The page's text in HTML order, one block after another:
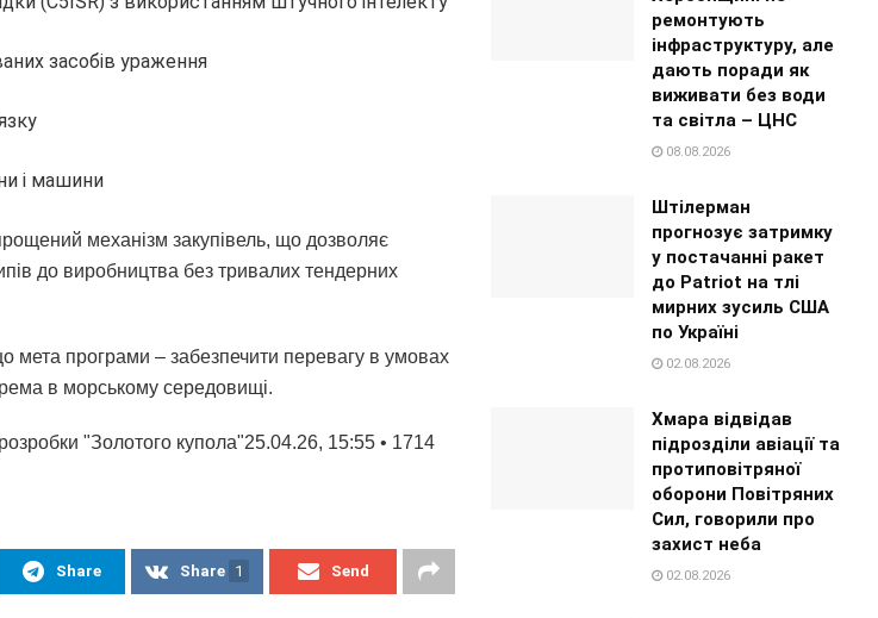
засобів ураження
і машини
механізм закупівель, що дозволяє
до виробництва без тривалих тендерних
мета програми – забезпечити перевагу в умовах
в морському середовищі.
"Золотого купола"25.04.26, 15:55 • 1714
Share Share 1 Send
ремонтують
інфраструктуру, але
дають поради як
виживати без води
та світла – ЦНС
08.08.2026
Штілерман
прогнозує затримку
у постачанні ракет
до Patriot на тлі
мирних зусиль США
по Україні
02.08.2026
Хмара відвідав
підрозділи авіації та
протиповітряної
оборони Повітряних
Сил, говорили про
захист неба
02.08.2026